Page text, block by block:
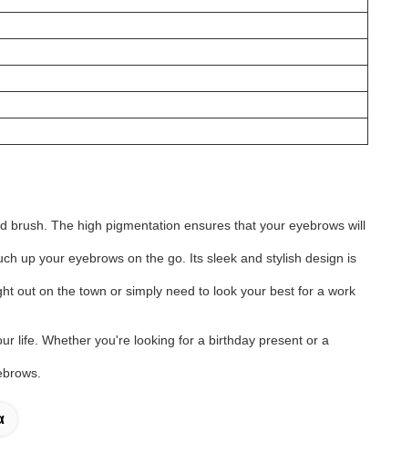
brush. The high pigmentation ensures that your eyebrows will
up your eyebrows on the go. Its sleek and stylish design is
out on the town or simply need to look your best for a work
life. Whether you're looking for a birthday present or a